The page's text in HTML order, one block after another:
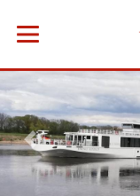
Menü öffnen
Vorheriges Bild